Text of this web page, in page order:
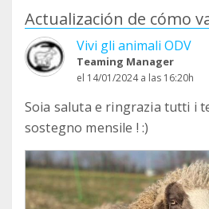
Actualización de cómo
Vivi gli animali ODV
Teaming Manager
el 14/01/2024 a las 16:20h
Soia saluta e ringrazia tutti i
sostegno mensile ! :)